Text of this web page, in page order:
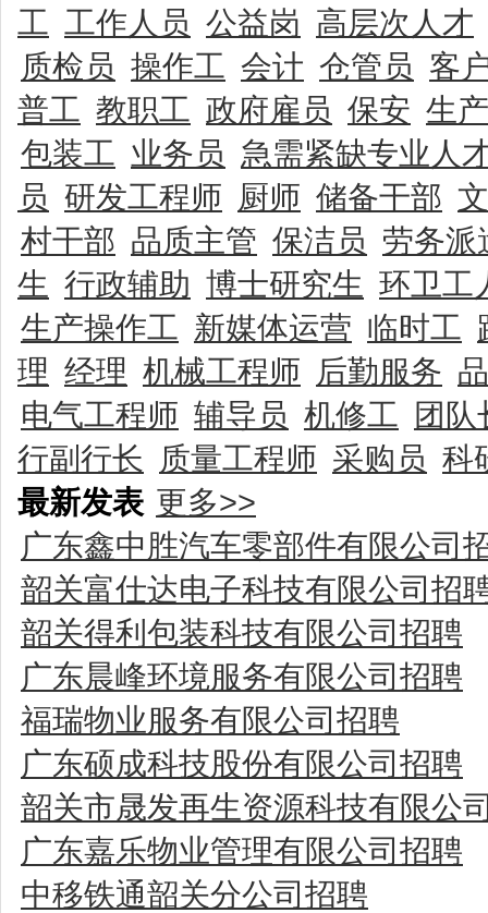
工 工作人员 公益岗 高层次人才
质检员 操作工 会计 仓管员 客
普工 教职工 政府雇员 保安 生
包装工 业务员 急需紧缺专业人
员 研发工程师 厨师 储备干部
村干部 品质主管 保洁员 劳务派
生 行政辅助 博士研究生 环卫工
生产操作工 新媒体运营 临时工
理 经理 机械工程师 后勤服务
电气工程师 辅导员 机修工 团队
行副行长
质量工程师 采购员 科
最新发表 更多>>
广东鑫中胜汽车零部件有限公司
韶关富仕达电子科技有限公司招
韶关得利包装科技有限公司招聘
广东晨峰环境服务有限公司招聘
福瑞物业服务有限公司招聘
广东硕成科技股份有限公司招聘
韶关市晟发再生资源科技有限公
广东嘉乐物业管理有限公司招聘
中移铁通韶关分公司招聘